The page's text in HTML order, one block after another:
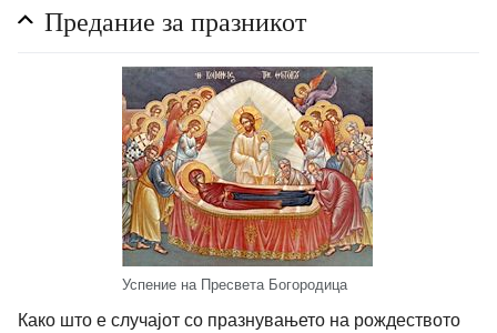
Предание за празникот
Успение на Пресвета Богородица
Како што е случајот со празнувањето на рождеството